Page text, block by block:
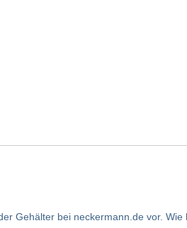
Gehälter bei neckermann.de vor.